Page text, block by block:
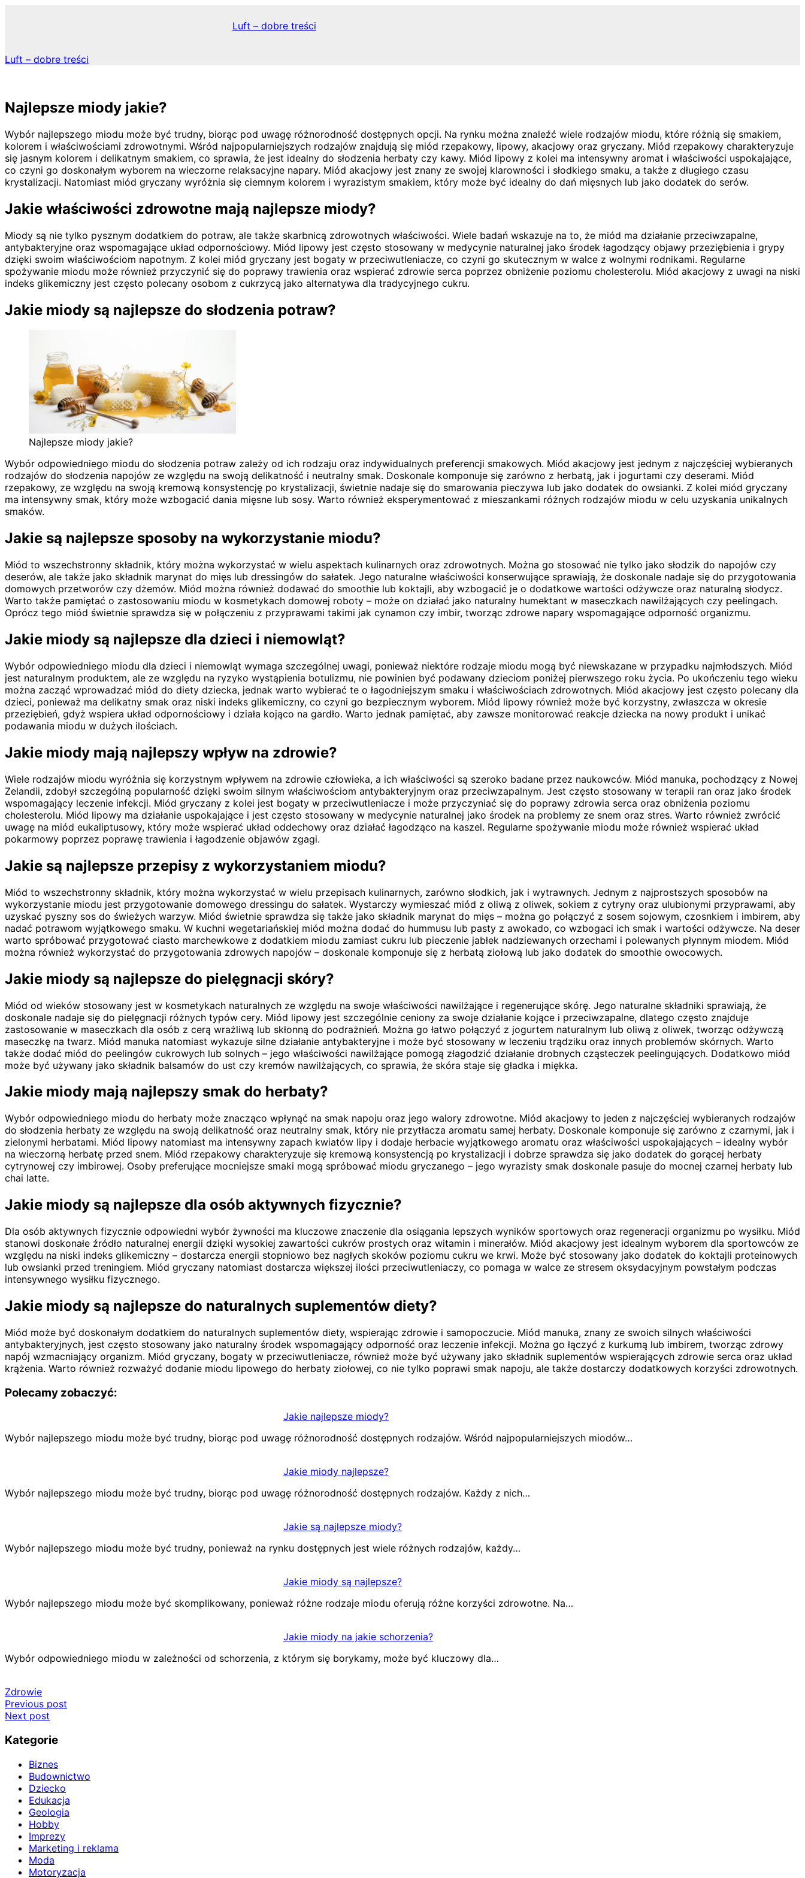
Luft – dobre treści
Luft – dobre treści
Najlepsze miody jakie?
Wybór najlepszego miodu może być trudny, biorąc pod uwagę różnorodność dostępnych opcji. Na rynku można znaleźć wiele rodzajów miodu, które różnią się smakiem,
kolorem i właściwościami zdrowotnymi. Wśród najpopularniejszych rodzajów znajdują się miód rzepakowy, lipowy, akacjowy oraz gryczany. Miód rzepakowy charakteryzuje
się jasnym kolorem i delikatnym smakiem, co sprawia, że jest idealny do słodzenia herbaty czy kawy. Miód lipowy z kolei ma intensywny aromat i właściwości uspokajające,
co czyni go doskonałym wyborem na wieczorne relaksacyjne napary. Miód akacjowy jest znany ze swojej klarowności i słodkiego smaku, a także z długiego czasu
krystalizacji. Natomiast miód gryczany wyróżnia się ciemnym kolorem i wyrazistym smakiem, który może być idealny do dań mięsnych lub jako dodatek do serów.
Jakie właściwości zdrowotne mają najlepsze miody?
Miody są nie tylko pysznym dodatkiem do potraw, ale także skarbnicą zdrowotnych właściwości. Wiele badań wskazuje na to, że miód ma działanie przeciwzapalne,
antybakteryjne oraz wspomagające układ odpornościowy. Miód lipowy jest często stosowany w medycynie naturalnej jako środek łagodzący objawy przeziębienia i grypy
dzięki swoim właściwościom napotnym. Z kolei miód gryczany jest bogaty w przeciwutleniacze, co czyni go skutecznym w walce z wolnymi rodnikami. Regularne
spożywanie miodu może również przyczynić się do poprawy trawienia oraz wspierać zdrowie serca poprzez obniżenie poziomu cholesterolu. Miód akacjowy z uwagi na niski
indeks glikemiczny jest często polecany osobom z cukrzycą jako alternatywa dla tradycyjnego cukru.
Jakie miody są najlepsze do słodzenia potraw?
Najlepsze miody jakie?
Wybór odpowiedniego miodu do słodzenia potraw zależy od ich rodzaju oraz indywidualnych preferencji smakowych. Miód akacjowy jest jednym z najczęściej wybieranych
rodzajów do słodzenia napojów ze względu na swoją delikatność i neutralny smak. Doskonale komponuje się zarówno z herbatą, jak i jogurtami czy deserami. Miód
rzepakowy, ze względu na swoją kremową konsystencję po krystalizacji, świetnie nadaje się do smarowania pieczywa lub jako dodatek do owsianki. Z kolei miód gryczany
ma intensywny smak, który może wzbogacić dania mięsne lub sosy. Warto również eksperymentować z mieszankami różnych rodzajów miodu w celu uzyskania unikalnych
smaków.
Jakie są najlepsze sposoby na wykorzystanie miodu?
Miód to wszechstronny składnik, który można wykorzystać w wielu aspektach kulinarnych oraz zdrowotnych. Można go stosować nie tylko jako słodzik do napojów czy
deserów, ale także jako składnik marynat do mięs lub dressingów do sałatek. Jego naturalne właściwości konserwujące sprawiają, że doskonale nadaje się do przygotowania
domowych przetworów czy dżemów. Miód można również dodawać do smoothie lub koktajli, aby wzbogacić je o dodatkowe wartości odżywcze oraz naturalną słodycz.
Warto także pamiętać o zastosowaniu miodu w kosmetykach domowej roboty – może on działać jako naturalny humektant w maseczkach nawilżających czy peelingach.
Oprócz tego miód świetnie sprawdza się w połączeniu z przyprawami takimi jak cynamon czy imbir, tworząc zdrowe napary wspomagające odporność organizmu.
Jakie miody są najlepsze dla dzieci i niemowląt?
Wybór odpowiedniego miodu dla dzieci i niemowląt wymaga szczególnej uwagi, ponieważ niektóre rodzaje miodu mogą być niewskazane w przypadku najmłodszych. Miód
jest naturalnym produktem, ale ze względu na ryzyko wystąpienia botulizmu, nie powinien być podawany dzieciom poniżej pierwszego roku życia. Po ukończeniu tego wieku
można zacząć wprowadzać miód do diety dziecka, jednak warto wybierać te o łagodniejszym smaku i właściwościach zdrowotnych. Miód akacjowy jest często polecany dla
dzieci, ponieważ ma delikatny smak oraz niski indeks glikemiczny, co czyni go bezpiecznym wyborem. Miód lipowy również może być korzystny, zwłaszcza w okresie
przeziębień, gdyż wspiera układ odpornościowy i działa kojąco na gardło. Warto jednak pamiętać, aby zawsze monitorować reakcje dziecka na nowy produkt i unikać
podawania miodu w dużych ilościach.
Jakie miody mają najlepszy wpływ na zdrowie?
Wiele rodzajów miodu wyróżnia się korzystnym wpływem na zdrowie człowieka, a ich właściwości są szeroko badane przez naukowców. Miód manuka, pochodzący z Nowej
Zelandii, zdobył szczególną popularność dzięki swoim silnym właściwościom antybakteryjnym oraz przeciwzapalnym. Jest często stosowany w terapii ran oraz jako środek
wspomagający leczenie infekcji. Miód gryczany z kolei jest bogaty w przeciwutleniacze i może przyczyniać się do poprawy zdrowia serca oraz obniżenia poziomu
cholesterolu. Miód lipowy ma działanie uspokajające i jest często stosowany w medycynie naturalnej jako środek na problemy ze snem oraz stres. Warto również zwrócić
uwagę na miód eukaliptusowy, który może wspierać układ oddechowy oraz działać łagodząco na kaszel. Regularne spożywanie miodu może również wspierać układ
pokarmowy poprzez poprawę trawienia i łagodzenie objawów zgagi.
Jakie są najlepsze przepisy z wykorzystaniem miodu?
Miód to wszechstronny składnik, który można wykorzystać w wielu przepisach kulinarnych, zarówno słodkich, jak i wytrawnych. Jednym z najprostszych sposobów na
wykorzystanie miodu jest przygotowanie domowego dressingu do sałatek. Wystarczy wymieszać miód z oliwą z oliwek, sokiem z cytryny oraz ulubionymi przyprawami, aby
uzyskać pyszny sos do świeżych warzyw. Miód świetnie sprawdza się także jako składnik marynat do mięs – można go połączyć z sosem sojowym, czosnkiem i imbirem, aby
nadać potrawom wyjątkowego smaku. W kuchni wegetariańskiej miód można dodać do hummusu lub pasty z awokado, co wzbogaci ich smak i wartości odżywcze. Na deser
warto spróbować przygotować ciasto marchewkowe z dodatkiem miodu zamiast cukru lub pieczenie jabłek nadziewanych orzechami i polewanych płynnym miodem. Miód
można również wykorzystać do przygotowania zdrowych napojów – doskonale komponuje się z herbatą ziołową lub jako dodatek do smoothie owocowych.
Jakie miody są najlepsze do pielęgnacji skóry?
Miód od wieków stosowany jest w kosmetykach naturalnych ze względu na swoje właściwości nawilżające i regenerujące skórę. Jego naturalne składniki sprawiają, że
doskonale nadaje się do pielęgnacji różnych typów cery. Miód lipowy jest szczególnie ceniony za swoje działanie kojące i przeciwzapalne, dlatego często znajduje
zastosowanie w maseczkach dla osób z cerą wrażliwą lub skłonną do podrażnień. Można go łatwo połączyć z jogurtem naturalnym lub oliwą z oliwek, tworząc odżywczą
maseczkę na twarz. Miód manuka natomiast wykazuje silne działanie antybakteryjne i może być stosowany w leczeniu trądziku oraz innych problemów skórnych. Warto
także dodać miód do peelingów cukrowych lub solnych – jego właściwości nawilżające pomogą złagodzić działanie drobnych cząsteczek peelingujących. Dodatkowo miód
może być używany jako składnik balsamów do ust czy kremów nawilżających, co sprawia, że skóra staje się gładka i miękka.
Jakie miody mają najlepszy smak do herbaty?
Wybór odpowiedniego miodu do herbaty może znacząco wpłynąć na smak napoju oraz jego walory zdrowotne. Miód akacjowy to jeden z najczęściej wybieranych rodzajów
do słodzenia herbaty ze względu na swoją delikatność oraz neutralny smak, który nie przytłacza aromatu samej herbaty. Doskonale komponuje się zarówno z czarnymi, jak i
zielonymi herbatami. Miód lipowy natomiast ma intensywny zapach kwiatów lipy i dodaje herbacie wyjątkowego aromatu oraz właściwości uspokajających – idealny wybór
na wieczorną herbatę przed snem. Miód rzepakowy charakteryzuje się kremową konsystencją po krystalizacji i dobrze sprawdza się jako dodatek do gorącej herbaty
cytrynowej czy imbirowej. Osoby preferujące mocniejsze smaki mogą spróbować miodu gryczanego – jego wyrazisty smak doskonale pasuje do mocnej czarnej herbaty lub
chai latte.
Jakie miody są najlepsze dla osób aktywnych fizycznie?
Dla osób aktywnych fizycznie odpowiedni wybór żywności ma kluczowe znaczenie dla osiągania lepszych wyników sportowych oraz regeneracji organizmu po wysiłku. Miód
stanowi doskonałe źródło naturalnej energii dzięki wysokiej zawartości cukrów prostych oraz witamin i minerałów. Miód akacjowy jest idealnym wyborem dla sportowców ze
względu na niski indeks glikemiczny – dostarcza energii stopniowo bez nagłych skoków poziomu cukru we krwi. Może być stosowany jako dodatek do koktajli proteinowych
lub owsianki przed treningiem. Miód gryczany natomiast dostarcza większej ilości przeciwutleniaczy, co pomaga w walce ze stresem oksydacyjnym powstałym podczas
intensywnego wysiłku fizycznego.
Jakie miody są najlepsze do naturalnych suplementów diety?
Miód może być doskonałym dodatkiem do naturalnych suplementów diety, wspierając zdrowie i samopoczucie. Miód manuka, znany ze swoich silnych właściwości
antybakteryjnych, jest często stosowany jako naturalny środek wspomagający odporność oraz leczenie infekcji. Można go łączyć z kurkumą lub imbirem, tworząc zdrowy
napój wzmacniający organizm. Miód gryczany, bogaty w przeciwutleniacze, również może być używany jako składnik suplementów wspierających zdrowie serca oraz układ
krążenia. Warto również rozważyć dodanie miodu lipowego do herbaty ziołowej, co nie tylko poprawi smak napoju, ale także dostarczy dodatkowych korzyści zdrowotnych.
Polecamy zobaczyć:
Jakie najlepsze miody?
Wybór najlepszego miodu może być trudny, biorąc pod uwagę różnorodność dostępnych rodzajów. Wśród najpopularniejszych miodów…
Jakie miody najlepsze?
Wybór najlepszego miodu może być trudny, biorąc pod uwagę różnorodność dostępnych rodzajów. Każdy z nich…
Jakie są najlepsze miody?
Wybór najlepszego miodu może być trudny, ponieważ na rynku dostępnych jest wiele różnych rodzajów, każdy…
Jakie miody są najlepsze?
Wybór najlepszego miodu może być skomplikowany, ponieważ różne rodzaje miodu oferują różne korzyści zdrowotne. Na…
Jakie miody na jakie schorzenia?
Wybór odpowiedniego miodu w zależności od schorzenia, z którym się borykamy, może być kluczowy dla…
Zdrowie
Nawigacja
wpisu
Previous post
Next post
Kategorie
Biznes
Budownictwo
Dziecko
Edukacja
Geologia
Hobby
Imprezy
Marketing i reklama
Moda
Motoryzacja